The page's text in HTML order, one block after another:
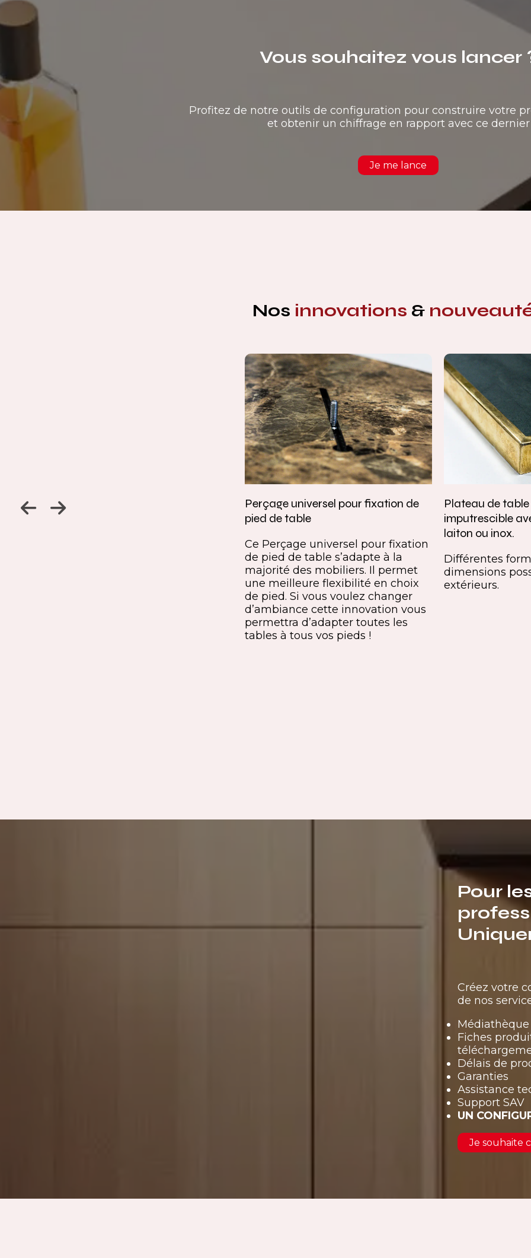
Vous souhaitez vous lancer
Profitez de notre outils de configuration pour construire votre
et obtenir un chiffrage en rapport avec ce dernier
Je me lance
Nos innovations &
Jambage à 45
Perçage universel pour fixation de
pied de table
Ce Perçage universel pour fixation
de pied de table s’adapte à la
majorité des mobiliers. Il permet
une meilleure flexibilité en choix
de pied. Si vous voulez changer
d’ambiance cette innovation vous
permettra d’adapter toutes les
tables à tous vos pieds !
Plateau de
imputrescible
laiton ou inox.
Différentes
dimensions
extérieurs.
Pour
Créez votre
de nos
Fiches
Délais de
Garanties
Assistance
Support SAV
UN
Je souhaite